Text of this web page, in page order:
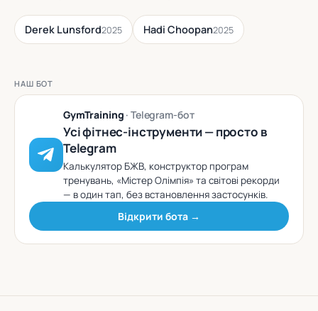
Derek Lunsford2025 Hadi Choopan2025
НАШ БОТ
GymTraining · Telegram-бот
Усі фітнес-інструменти — просто в
Telegram
Калькулятор БЖВ, конструктор програм
тренувань, «Містер Олімпія» та світові рекорди
— в один тап, без встановлення застосунків.
Відкрити бота →